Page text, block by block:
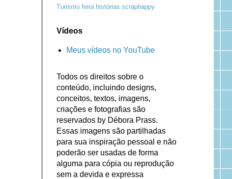
Turismo feira histórias scraphappy
Vídeos
Meus vídeos no YouTube
Todos os direitos sobre o
conteúdo, incluindo designs,
conceitos, textos, imagens,
criações e fotografias são
reservados by Débora Prass.
Essas imagens são partilhadas
para sua inspiração pessoal e não
poderão ser usadas de forma
alguma para cópia ou reprodução
sem a devida e expressa